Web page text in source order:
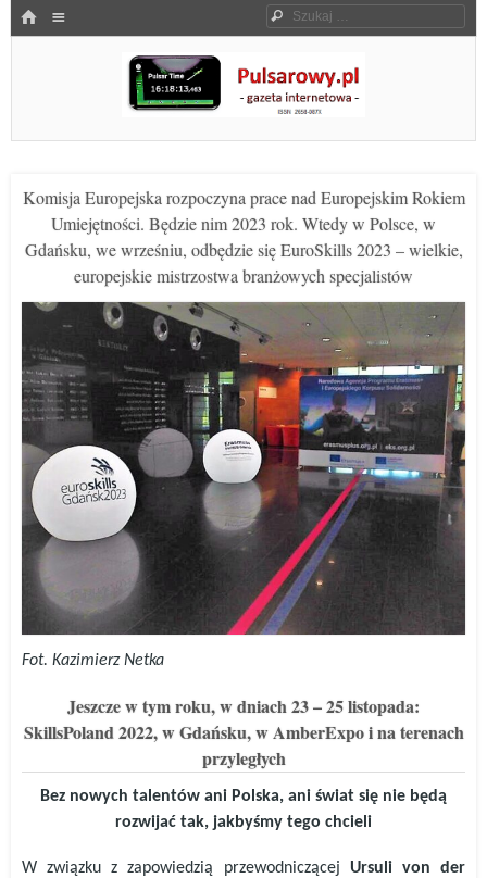
HOME Szukaj
Pulsarowy.pl
Komisja Europejska rozpoczyna prace nad Europejskim Rokiem
Umiejętności. Będzie nim 2023 rok. Wtedy w Polsce, w
Gdańsku, we wrześniu, odbędzie się EuroSkills 2023 – wielkie,
europejskie mistrzostwa branżowych specjalistów
Fot. Kazimierz Netka
Jeszcze w tym roku, w dniach 23 – 25 listopada:
SkillsPoland 2022, w Gdańsku, w AmberExpo i na terenach
przyległych
Bez nowych talentów ani Polska, ani świat się nie będą
rozwijać tak, jakbyśmy tego chcieli
W związku z zapowiedzią przewodniczącej Ursuli von der